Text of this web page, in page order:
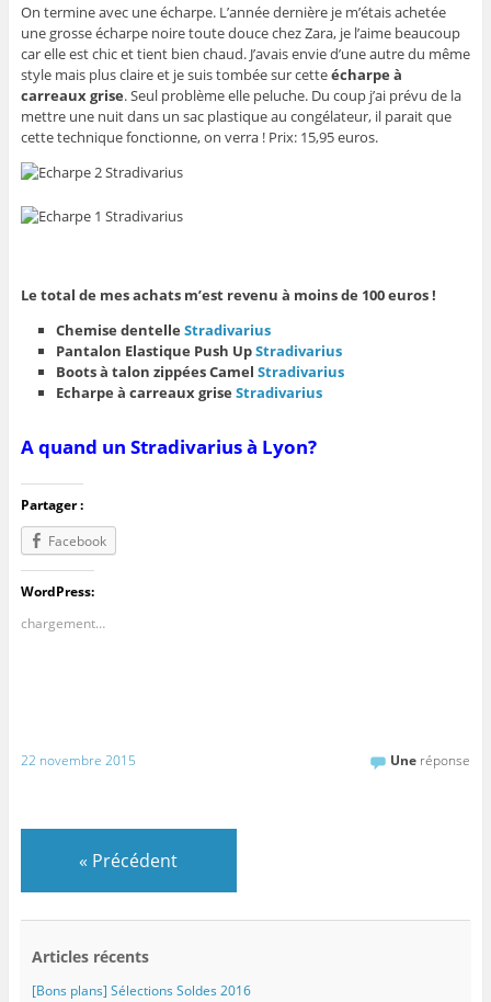
On termine avec une écharpe. L’année dernière je m’étais achetée
une grosse écharpe noire toute douce chez Zara, je l’aime beaucoup
car elle est chic et tient bien chaud. J’avais envie d’une autre du même
style mais plus claire et je suis tombée sur cetteécharpe à
carreaux grise. Seul problème elle peluche. Du coup j’ai prévu de la
mettre une nuit dans un sac plastique au congélateur, il parait que
cette technique fonctionne, on verra ! Prix: 15,95 euros.
Le total de mes achats m’est revenu à moins de 100 euros !
Chemise dentelleStradivarius
Pantalon Elastique Push UpStradivarius
Boots à talon zippées CamelStradivarius
Echarpe à carreaux griseStradivarius
A quand un Stradivarius à Lyon?
Partager :
Facebook
WordPress:
chargement…
22 novembre 2015 Une réponse
« Précédent
Articles récents
[Bons plans] Sélections Soldes 2016